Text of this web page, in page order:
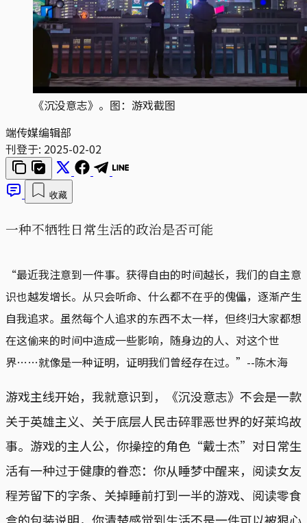
《沉没意志》。图：游戏截图
端传媒编辑部
刊登于: 2025-02-02
收藏
一种不牺牲日常生活的政治是否可能
“最近我注意到一件事。获得自由的时间越长，我们的自主意
识也越发增长。从只会听命、什么都不在乎的傀儡，逐渐产生
自我追求。虽然每个人追求的东西不太一样，但终归大家都想
在这偷来的时间中造成一些影响，随身边的人、对这个世
界……就像是一种证明，证明我们曾经存在过。”--陈木海
游戏主线开始，我就意识到，《沉没意志》不会是一款
关于英雄主义、关于底层人民击碎罪恶世界的好莱坞故
事。游戏的主人公，你操控的角色“戴士杰”对日常生
活有一种过于健康的眷恋：你从睡梦中醒来，阅读女友
程芳留下的字条、关掉睡前打到一半的游戏、阅读零食